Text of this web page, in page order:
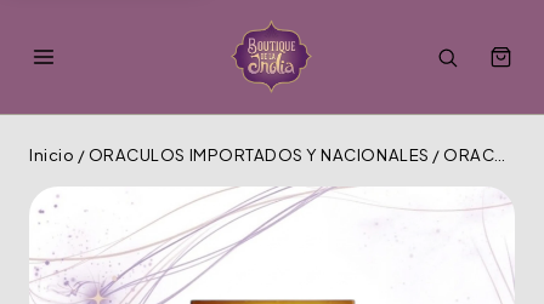
Inicio / ORACULOS IMPORTADOS Y NACIONALES / ORACULO DEL ZODIACO